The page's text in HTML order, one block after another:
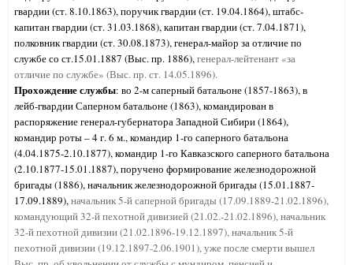
гвардии (ст. 8.10.1863), поручик гвардии (ст. 19.04.1864), штабс-
капитан гвардии (ст. 31.03.1868), капитан гвардии (ст. 7.04.1871),
полковник гвардии (ст. 30.08.1873), генерал-майор за отличие по
службе со ст.15.01.1887 (Выс. пр. 1886),генерал-лейтенант «за
отличие по службе» (Выс. пр. ст. 14.05.1896).
Прохождение службы: во 2-м саперный батальоне (1857-1863), в
лейб-гвардии Саперном батальоне (1863), командирован в
распоряжение генерал-губернатора Западной Сибири (1864),
командир роты – 4 г. 6 м., командир 1-го саперного батальона
(4.04.1875-2.10.1877), командир 1-го Кавказского саперного батальона
(2.10.1877-15.01.1887), поручено формирование железнодорожной
бригады (1886), начальник железнодорожной бригады (15.01.1887-
17.09.1889),начальник 5-й саперной бригады (17.09.1889-21.02.1896),
командующий 32-й пехотной дивизией (21.02.-21.02.1896), начальник
32-й пехотной дивизии (21.02.1896-19.12.1897), начальник 5-й
пехотной дивизии (19.12.1897-2.06.1901), уже после смерти вышел